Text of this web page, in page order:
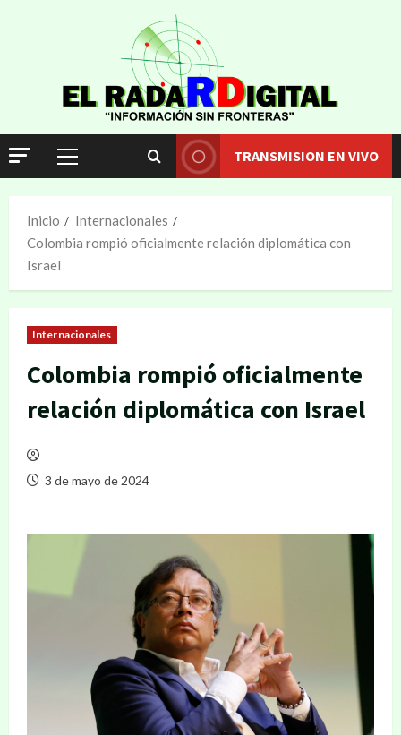
TRANSMISION EN VIVO
Inicio
Internacionales
Colombia rompió oficialmente relación diplomática con
Israel
Internacionales
Colombia rompió oficialmente
relación diplomática con Israel
3 de mayo de 2024